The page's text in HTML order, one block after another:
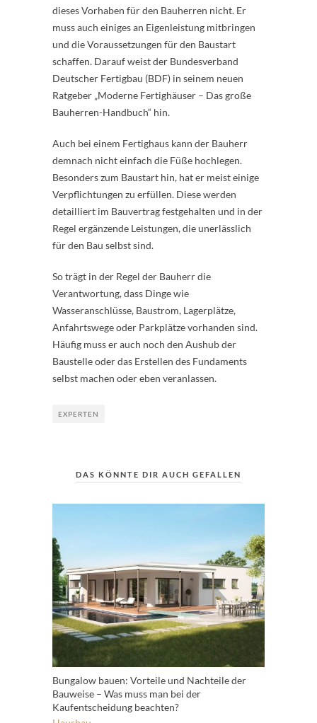
dieses Vorhaben für den Bauherren nicht. Er
muss auch einiges an Eigenleistung mitbringen
und die Voraussetzungen für den Baustart
schaffen. Darauf weist der Bundesverband
Deutscher Fertigbau (BDF) in seinem neuen
Ratgeber „Moderne Fertighäuser – Das große
Bauherren-Handbuch“ hin.
Auch bei einem Fertighaus kann der Bauherr
demnach nicht einfach die Füße hochlegen.
Besonders zum Baustart hin, hat er meist einige
Verpflichtungen zu erfüllen. Diese werden
detailliert im Bauvertrag festgehalten und in der
Regel ergänzende Leistungen, die unerlässlich
für den Bau selbst sind.
So trägt in der Regel der Bauherr die
Verantwortung, dass Dinge wie
Wasseranschlüsse, Baustrom, Lagerplätze,
Anfahrtswege oder Parkplätze vorhanden sind.
Häufig muss er auch noch den Aushub der
Baustelle oder das Erstellen des Fundaments
selbst machen oder eben veranlassen.
EXPERTEN
DAS KÖNNTE DIR AUCH GEFALLEN
Bungalow bauen: Vorteile und Nachteile der
Bauweise – Was muss man bei der
Kaufentscheidung beachten?